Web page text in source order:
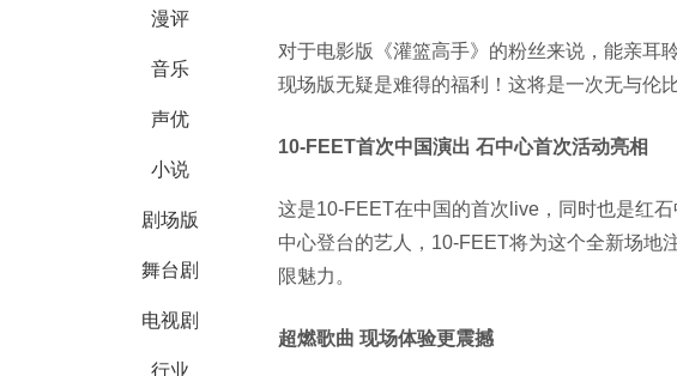
漫评
音乐
声优
小说
剧场版
舞台剧
电视剧
行业
对于电影版《灌篮高手》的粉丝来说，能亲耳
现场版无疑是难得的福利！这将是一次无与伦
10-FEET首次中国演出 石中心首次活动亮相
这是10-FEET在中国的首次 live ，同时也是红
中心登台的艺人， 10-FEET将为这个全新场地
限魅力。
超燃歌曲 现场体验更震撼